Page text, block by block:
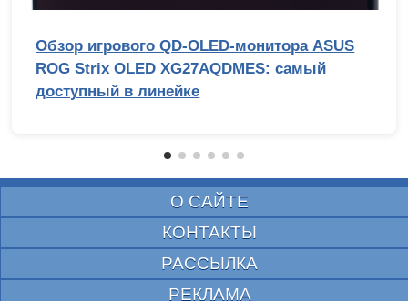
Обзор игрового QD-OLED-монитора ASUS
ROG Strix OLED XG27AQDMES: самый
доступный в линейке
О САЙТЕ
КОНТАКТЫ
РАССЫЛКА
РЕКЛАМА